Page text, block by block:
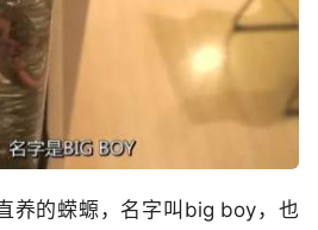
养的蝾螈，名字叫big boy，也